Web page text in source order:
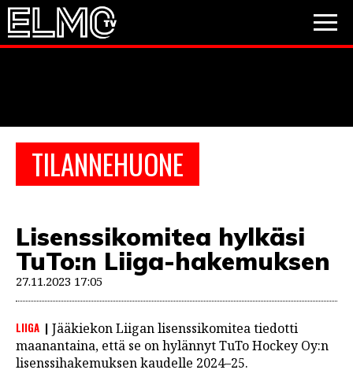
TILANNEHUONE
Lisenssikomitea hylkäsi
TuTo:n Liiga-hakemuksen
27.11.2023 17:05
LIIGA
Jääkiekon Liigan lisenssikomitea tiedotti
maanantaina, että se on hylännyt TuTo Hockey Oy:n
lisenssihakemuksen kaudelle 2024–25.
PESÄPALLO
VIDEOT
JALKAPALLO
EM2021
Huuhkajat
Veikkausliiga
JÄÄKIEKKO
PESÄPALLO
F1
LINTU VAI KALA